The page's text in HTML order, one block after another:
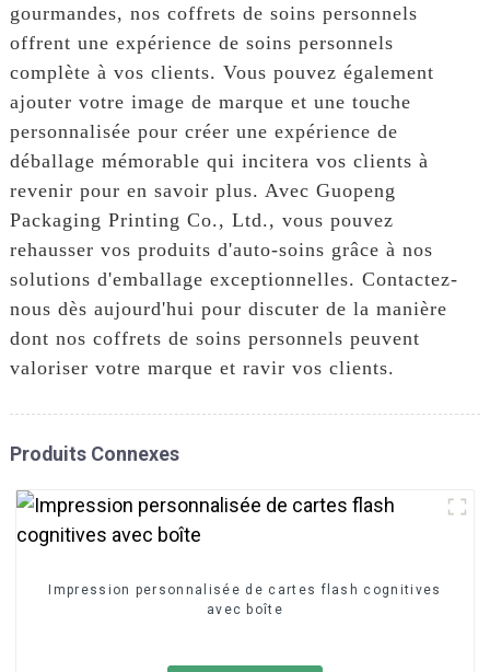
gourmandes, nos coffrets de soins personnels
offrent une expérience de soins personnels
complète à vos clients. Vous pouvez également
ajouter votre image de marque et une touche
personnalisée pour créer une expérience de
déballage mémorable qui incitera vos clients à
revenir pour en savoir plus. Avec Guopeng
Packaging Printing Co., Ltd., vous pouvez
rehausser vos produits d'auto-soins grâce à nos
solutions d'emballage exceptionnelles. Contactez-
nous dès aujourd'hui pour discuter de la manière
dont nos coffrets de soins personnels peuvent
valoriser votre marque et ravir vos clients.
Produits Connexes
Impression personnalisée de cartes flash cognitives
avec boîte